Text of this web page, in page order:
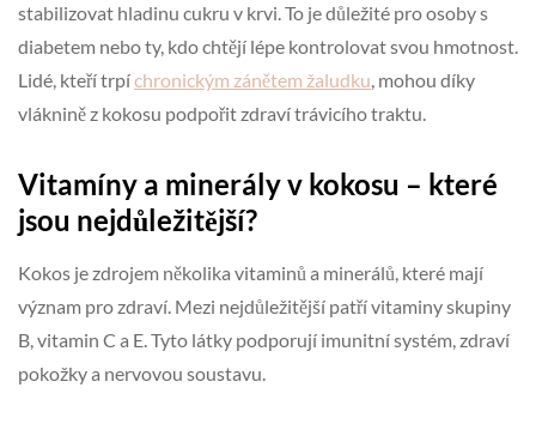
stabilizovat hladinu cukru v krvi. To je důležité pro osoby s
diabetem nebo ty, kdo chtějí lépe kontrolovat svou hmotnost.
Lidé, kteří trpíchronickým zánětem žaludku, mohou díky
vláknině z kokosu podpořit zdraví trávicího traktu.
Vitamíny a minerály v kokosu – které
jsou nejdůležitější?
Kokos je zdrojem několika vitaminů a minerálů, které mají
význam pro zdraví. Mezi nejdůležitější patří vitaminy skupiny
B, vitamin C a E. Tyto látky podporují imunitní systém, zdraví
pokožky a nervovou soustavu.